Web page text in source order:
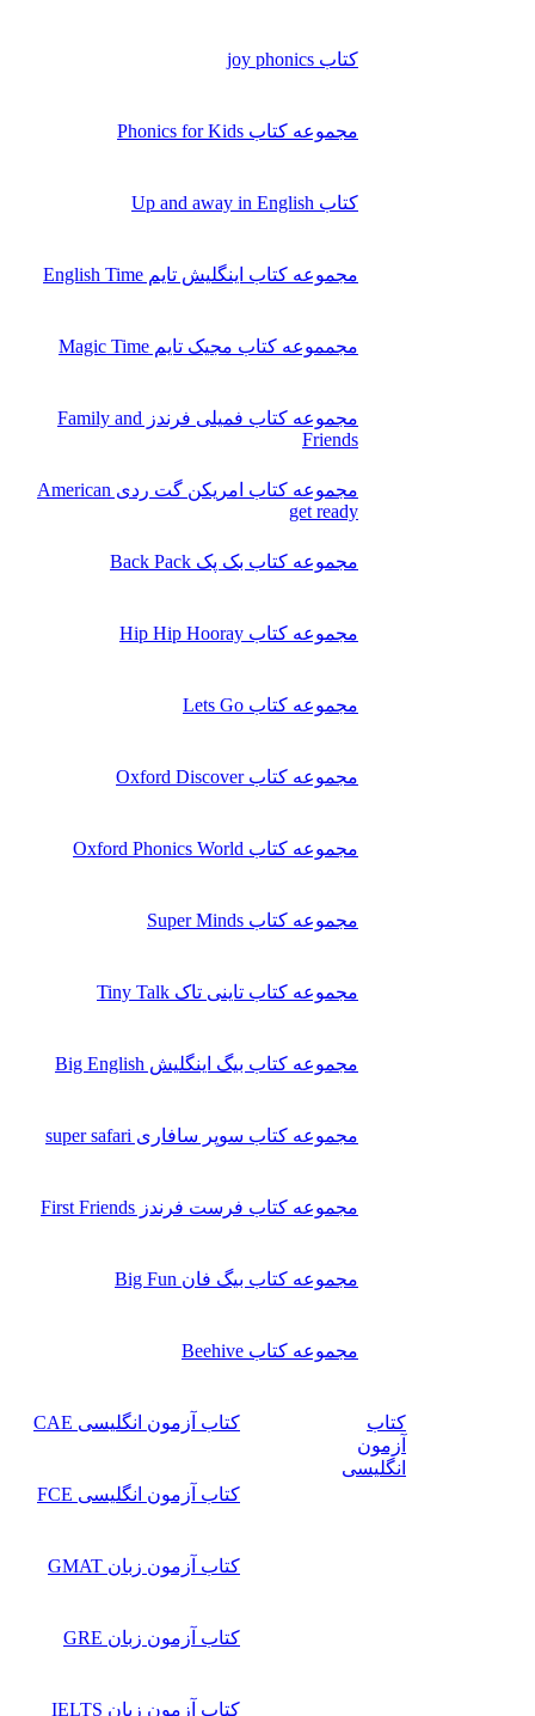
کتاب joy phonics
مجموعه کتاب Phonics for Kids
کتاب Up and away in English
مجموعه کتاب اینگلیش تایم English Time
مجمموعه کتاب مجیک تایم Magic Time
مجموعه کتاب فمیلی فرندز Family and
Friends
مجموعه کتاب امریکن گت ردی American
get ready
مجموعه کتاب بک پک Back Pack
مجموعه کتاب Hip Hip Hooray
مجموعه کتاب Lets Go
مجموعه کتاب Oxford Discover
مجموعه کتاب Oxford Phonics World
مجموعه کتاب Super Minds
مجموعه کتاب تاینی تاک Tiny Talk
مجموعه کتاب بیگ اینگلیش Big English
مجموعه کتاب سوپر سافاری super safari
مجموعه کتاب فرست فرندز First Friends
مجموعه کتاب بیگ فان Big Fun
مجموعه کتاب Beehive
کتاب
آزمون
انگلیسی
کتاب آزمون انگلیسی CAE
کتاب آزمون انگلیسی FCE
کتاب آزمون زبان GMAT
کتاب آزمون زبان GRE
کتاب آزمون زبان IELTS